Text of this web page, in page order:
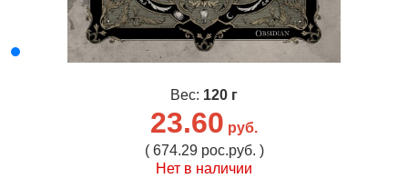
Вес: 120 г
23.60 руб.
( 674.29 рос.руб. )
Нет в наличии